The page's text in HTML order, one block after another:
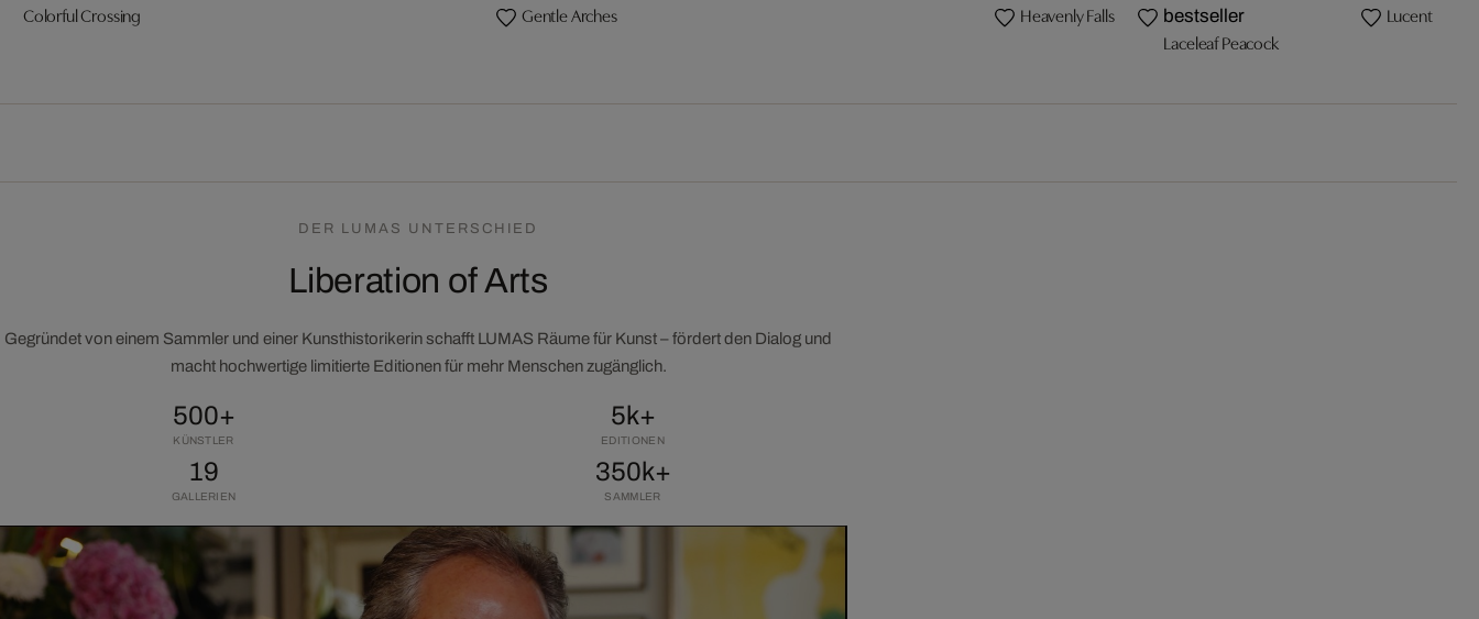
Colorful Crossing Gentle Arches Heavenly Falls bestseller
Laceleaf Peacock
Lucent
DER LUMAS UNTERSCHIED
Liberation of Arts
Gegründet von einem Sammler und einer Kunsthistorikerin schafft LUMAS Räume für Kunst – fördert den Dialog und
macht hochwertige limitierte Editionen für mehr Menschen zugänglich.
500+
KÜNSTLER
5k+
EDITIONEN
19
GALLERIEN
350k+
SAMMLER